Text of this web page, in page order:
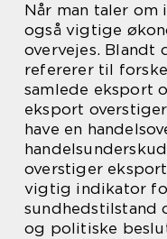
Når man taler
også vigtige
overvejes. Blandt
refererer til
samlede eksport
eksport
have en
overstiger
vigtig indikator
sundhedstilstand
og politiske